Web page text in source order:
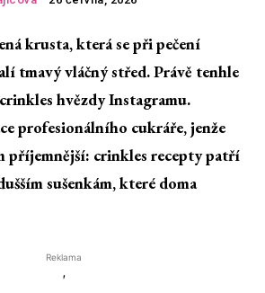
krusta, která se při pečení
tmavý vláčný střed. Právě tenhle
hvězdy Instagramu.
profesionálního cukráře, jenže
příjemnější: crinkles recepty patří
sušenkám, které doma
Reklama
'